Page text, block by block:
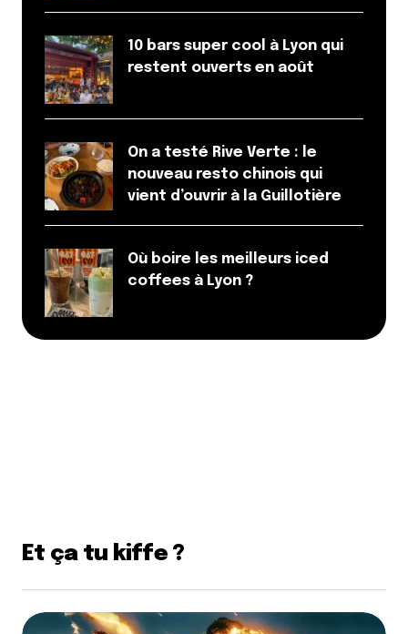
10 bars super cool à Lyon qui
restent ouverts en août
On a testé Rive Verte : le
nouveau resto chinois qui
vient d’ouvrir à la Guillotière
Où boire les meilleurs iced
coffees à Lyon ?
Et ça tu kiffe ?